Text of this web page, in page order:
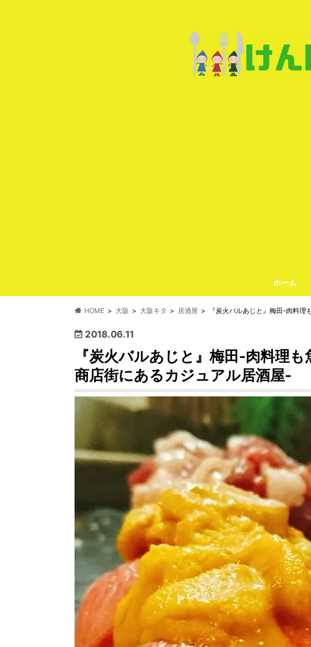
ホーム
HOME 大阪 大阪キタ 居酒屋 『炭火バルあじと』梅田-肉料
2018.06.11
『炭火バルあじと』梅田-肉料理
商店街にあるカジュアル居酒屋-